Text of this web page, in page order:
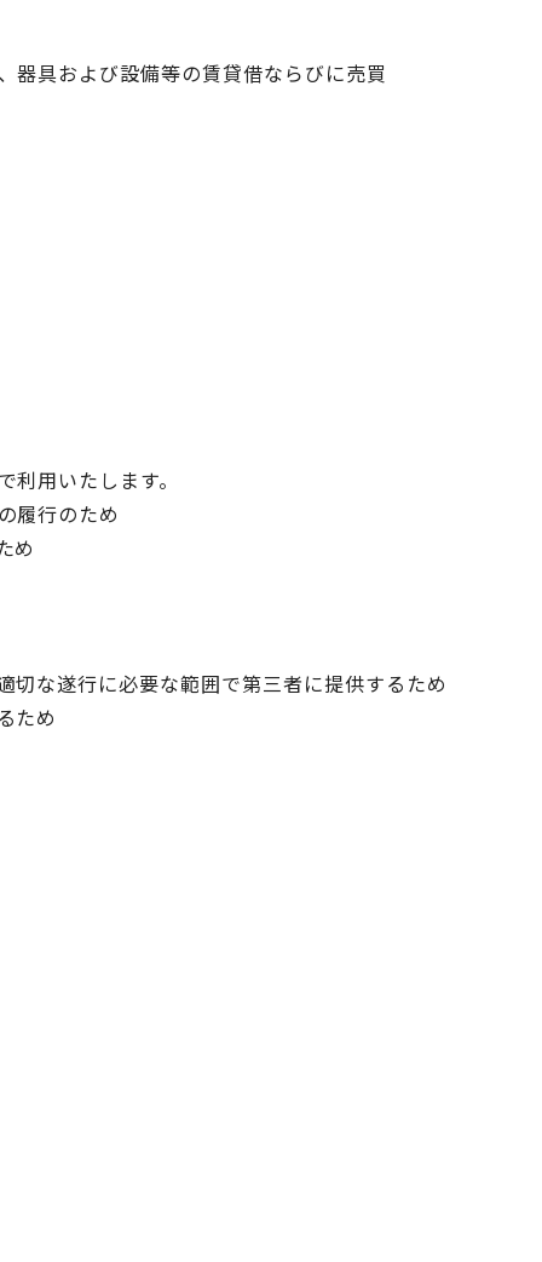
具および設備等の賃貸借ならびに売買
用いたします。
履行のため
め
な遂行に必要な範囲で第三者に提供するため
ため